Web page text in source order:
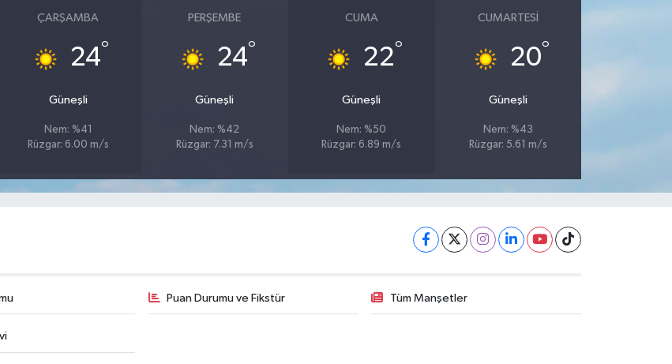
ÇARŞAMBA
24°
Güneşli
Nem: %41
Rüzgar: 6.00 m/s
PERŞEMBE
24°
Güneşli
Nem: %42
Rüzgar: 7.31 m/s
CUMA
22°
Güneşli
Nem: %50
Rüzgar: 6.89 m/s
CUMARTESI
20°
Güneşli
Nem: %43
Rüzgar: 5.61 m/s
Puan Durumu ve Fikstür Tüm Manşetler